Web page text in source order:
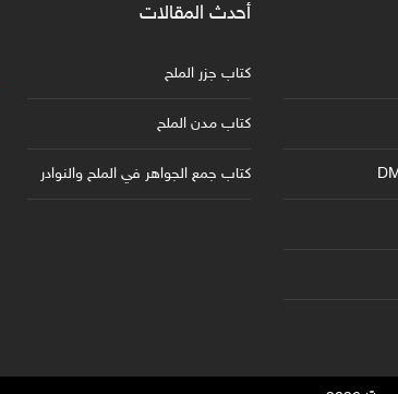
أحدث المقالات
كتاب جزر الملح
كتاب مدن الملح
كتاب جمع الجواهر في الملح والنوادر